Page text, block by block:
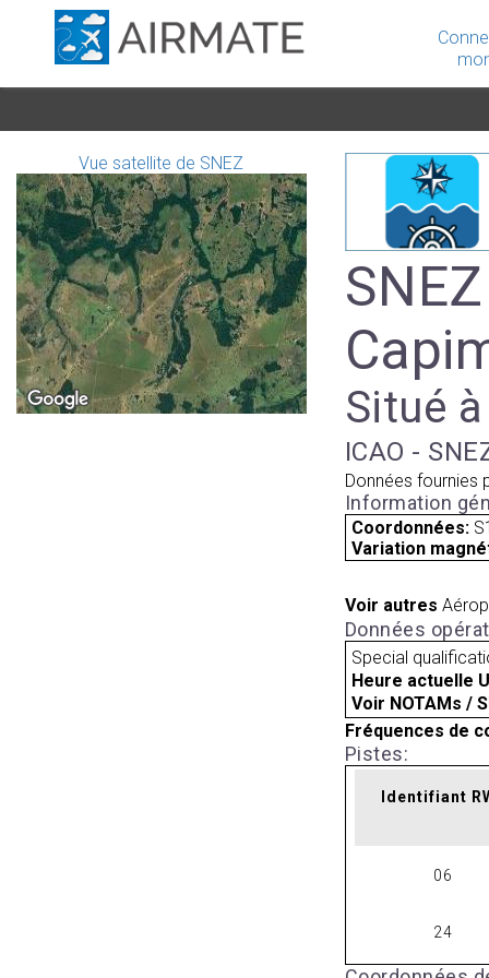
Vue satellite de SNEZ
Situé
ICAO -
Données fournies
Information
Coordonnées:
Variation
Voir autres
Données
Special
Heure actuelle
Voir NOTAMs /
Fréquences de
Pistes:
Identifiant
06
24